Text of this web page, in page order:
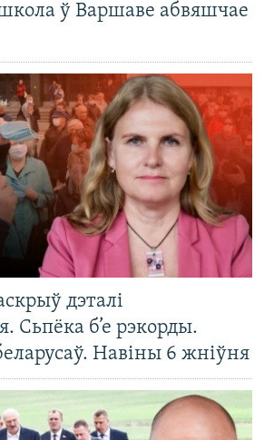
ў Варшаве абвяшчае
дэталі
Сьпёка б’е рэкорды.
Навіны 6 жніўня